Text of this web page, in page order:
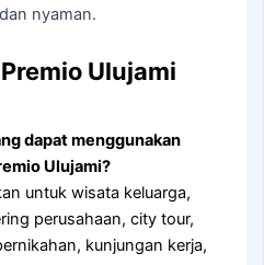
nyaman.
Ulujami
dapat menggunakan
Ulujami?
untuk wisata keluarga,
perusahaan, city tour,
kunjungan kerja,